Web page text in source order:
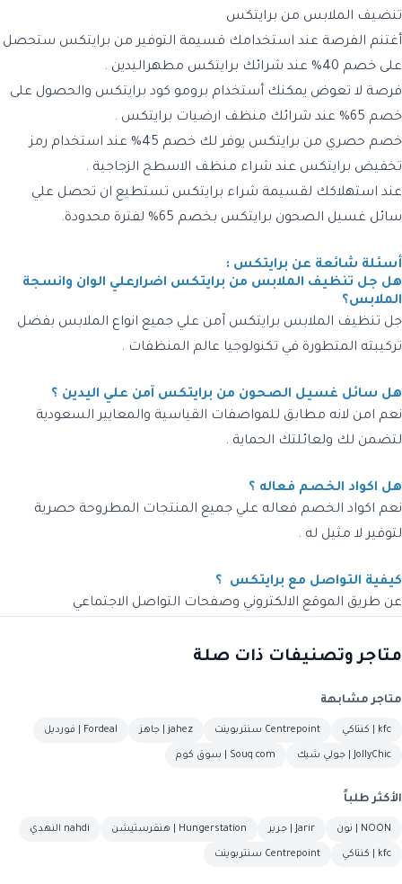
تنضيف الملابس من برايتكس
أغتنم الفرصة عند استخدامك قسيمة التوفير من برايتكس ستحصل
على خصم 40% عند شرائك برايتكس مطهراليدين .
فرصة لا تعوض يمكنك أستخدام برومو كود برايتكس والحصول على
خصم 65% عند شرائك منظف ارضيات برايتكس .
خصم حصري من برايتكس يوفر لك خصم 45% عند استخدام رمز
تخفيض برايتكس عند شراء منظف الاسطح الزجاجية .
عند استهلاكك لقسيمة شراء برايتكس تستطيع ان تحصل علي
سائل غسيل الصحون برايتكس بخصم 65% لفترة محدودة.
أسئلة شائعة عن برايتكس :
هل جل تنظيف الملابس من برايتكس اضرارعلي الوان وانسجة
الملابس؟
جل تنظيف الملابس برايتكس آمن علي جميع انواع الملابس بفضل
تركيبته المتطورة في تكنولوجيا عالم المنظفات .
هل سائل غسيل الصحون من برايتكس آمن علي اليدين ؟
نعم امن لانه مطابق للمواصفات القياسية والمعايير السعودية
لتضمن لك ولعائلتك الحماية .
هل اكواد الخصم فعاله ؟
نعم اكواد الخصم فعاله علي جميع المنتجات المطروحة حصرية
لتوفير لا مثيل له .
كيفية التواصل مع برايتكس ؟
عن طريق الموقع الالكتروني وصفحات التواصل الاجتماعي
متاجر وتصنيفات ذات صلة
متاجر مشابهة
kfc | كنتاكي Centrepoint سنتربوينت jahez | جاهز Fordeal | فورديل
JollyChic | جولي شيك Souq com | سوق كوم
الأكثر طلباً
NOON | نون Jarir | جرير Hungerstation | هنقرستيشن nahdi النهدي
kfc | كنتاكي Centrepoint سنتربوينت